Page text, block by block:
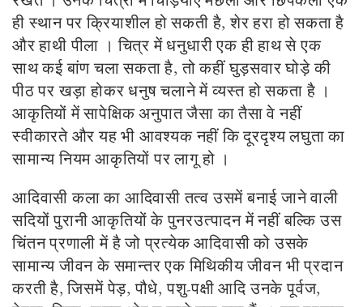
ही स्थान पर क्रियाशील हो सकती है, शेर हरा हो सकता है
और हाथी पीला । चित्र में धनुधारी एक ही हाथ से एक
साथ कई बांण चला सकता है, तो कहीं घुड़सवार घोड़े की
पीठ पर खड़ा होकर धनुष चलाने में व्यस्त हो सकता है ।
आकृतियों में सापेक्षिक अनुपात जैसा का तैसा वे नहीं
स्वीकारते और यह भी आवश्यक नहीं कि दूरदृश्य लघुता का
सामान्य नियम आकृतियों पर लागू हो ।
आदिवासी कला का आदिवासी तत्व उसमें बनाई जाने वाली
सदियों पुरानी आकृतियों के पुनरउत्पादन में नहीं बल्कि उस
चिंतन प्रणाली में है जो प्रत्येक आदिवासी को उसके
सामान्य जीवन के समान्तर एक मिथिकीय जीवन भी प्रदान
करती है, जिसमें पेड़, पौधे, पशु-पक्षी आदि उनके पूर्वज,